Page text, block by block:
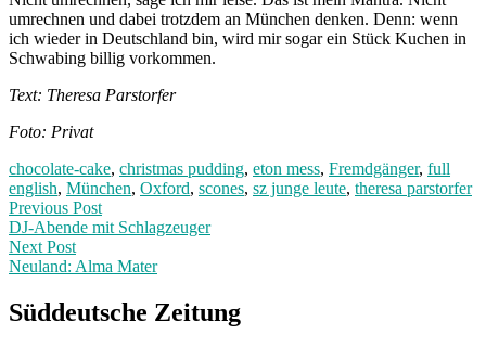
umrechnen und dabei trotzdem an München denken. Denn: wenn
ich wieder in Deutschland bin, wird mir sogar ein Stück Kuchen in
Schwabing billig vorkommen.
Text: Theresa Parstorfer
Foto: Privat
chocolate-cake, christmas pudding, eton mess, Fremdgänger, full
english, München, Oxford, scones, sz junge leute, theresa parstorfer
Post
navigation
Previous PostPrevious
post:
DJ-Abende mit Schlagzeuger
Next Post
Neuland: Alma Mater
Post:
Süddeutsche Zeitung